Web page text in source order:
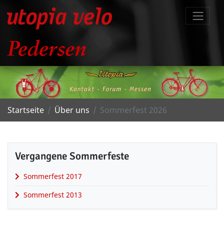
Startseite Über uns Sommerfest 2026
Vergangene Sommerfeste
Sommerfest 2017
Sommerfest 2013